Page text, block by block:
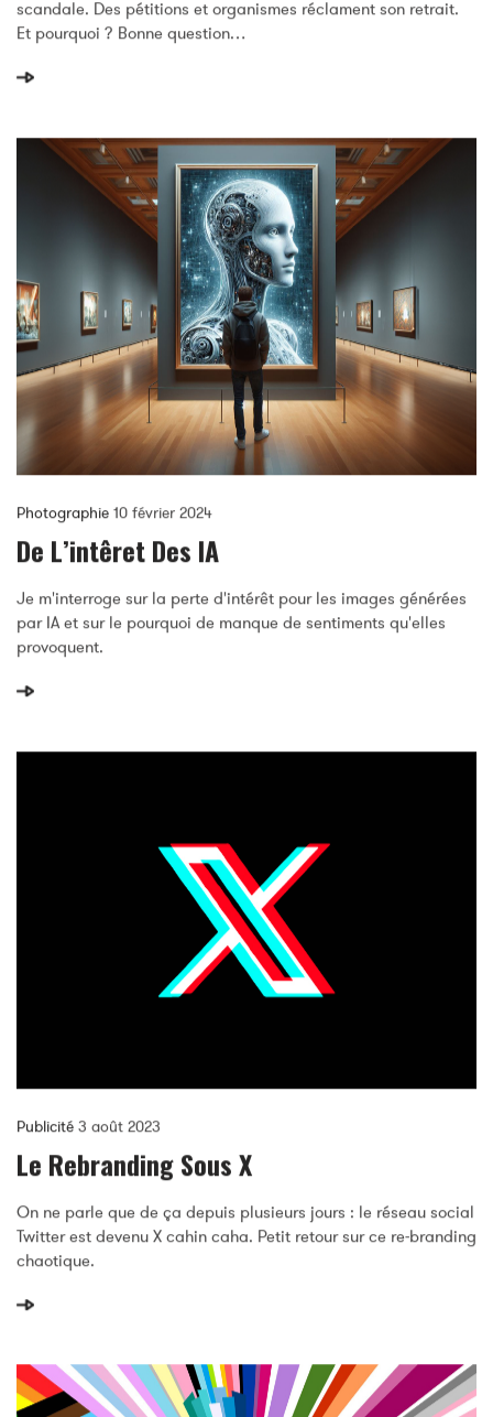
Le Jésus de l'affiche de la Semaine Sainte de Séville fait
scandale. Des pétitions et organismes réclament son retrait.
Et pourquoi ? Bonne question…
Photographie 10 février 2024
De L’intêret Des IA
Je m'interroge sur la perte d'intérêt pour les images générées
par IA et sur le pourquoi de manque de sentiments qu'elles
provoquent.
Publicité 3 août 2023
Le Rebranding Sous X
On ne parle que de ça depuis plusieurs jours : le réseau social
Twitter est devenu X cahin caha. Petit retour sur ce re-branding
chaotique.